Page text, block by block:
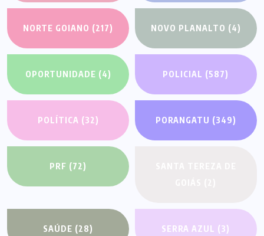
NORTE GOIANO (217) NOVO PLANALTO (4)
OPORTUNIDADE (4) POLICIAL (587)
POLÍTICA (32) PORANGATU (349)
PRF (72)
SAÚDE (28) SERRA AZUL (3)